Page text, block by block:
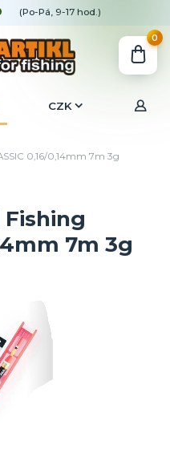
CZK
(Po-Pá, 9-17 hod.)
0
0,16/0,14mm 7m 3g
7m 3g